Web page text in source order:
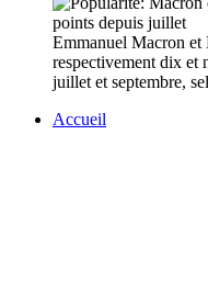
Emmanuel Macron et
respectivement dix et
juillet et septembre,
Accueil